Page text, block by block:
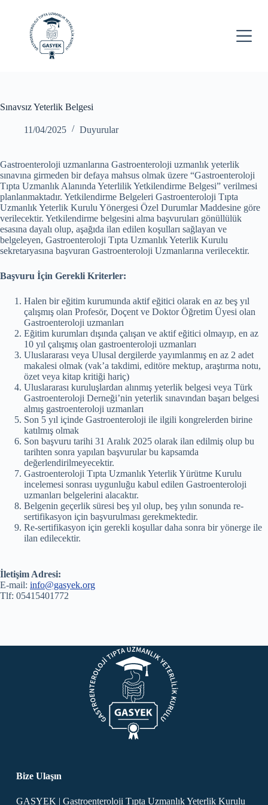
t
Sınavsız Yeterlik Belgesi
11/04/2025 Duyurular
Gastroenteroloji uzmanlarına Gastroenteroloji uzmanlık yeterlik
sınavına girmeden bir defaya mahsus olmak üzere “Gastroenteroloji
Tıpta Uzmanlık Alanında Yeterlilik Yetkilendirme Belgesi” verilmesi
planlanmaktadır. Yetkilendirme Belgeleri Gastroenteroloji Tıpta
Uzmanlık Yeterlik Kurulu Yönergesi Özel Durumlar Maddesine göre
verilecektir. Yetkilendirme belgesini alma başvuruları gönüllülük
esasına dayalı olup, aşağıda ilan edilen koşulları sağlayan ve
belgeleyen, Gastroenteroloji Tıpta Uzmanlık Yeterlik Kurulu
sekretaryasına başvuran Gastroenteroloji Uzmanlarına verilecektir.
Başvuru İçin Gerekli Kriterler:
Halen bir eğitim kurumunda aktif eğitici olarak en az beş yıl
çalışmış olan Profesör, Doçent ve Doktor Öğretim Üyesi olan
Gastroenteroloji uzmanları
Eğitim kurumları dışında çalışan ve aktif eğitici olmayıp, en az
10 yıl çalışmış olan gastroenteroloji uzmanları
Uluslararası veya Ulusal dergilerde yayımlanmış en az 2 adet
makalesi olmak (vak’a takdimi, editöre mektup, araştırma notu,
özet veya kitap kritiği hariç)
Uluslararası kuruluşlardan alınmış yeterlik belgesi veya Türk
Gastroenteroloji Derneği’nin yeterlik sınavından başarı belgesi
almış gastroenteroloji uzmanları
Son 5 yıl içinde Gastroenteroloji ile ilgili kongrelerden birine
katılmış olmak
Son başvuru tarihi 31 Aralık 2025 olarak ilan edilmiş olup bu
tarihten sonra yapılan başvurular bu kapsamda
değerlendirilmeyecektir.
Gastroenteroloji Tıpta Uzmanlık Yeterlik Yürütme Kurulu
incelemesi sonrası uygunluğu kabul edilen Gastroenteroloji
uzmanları belgelerini alacaktır.
Belgenin geçerlik süresi beş yıl olup, beş yılın sonunda re-
sertifikasyon için başvurulması gerekmektedir.
Re-sertifikasyon için gerekli koşullar daha sonra bir yönerge ile
ilan edilecektir.
İletişim Adresi:
E-mail: info@gasyek.org
Tlf: 05415401772
Bize Ulaşın
GASYEK | Gastroenteroloji Tıpta Uzmanlık Yeterlik Kurulu